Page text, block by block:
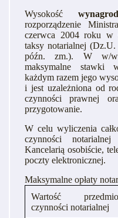
Wysokość
rozporządzenie
czerwca 2004 roku w
taksy notarialnej
późn. zm.). W w/w
maksymalne stawki
każdym razem jego
i jest uzależniona od
czynności prawnej
przygotowanie.
W celu wyliczenia
czynności
Kancelarią osobiście,
poczty elektronicznej.
Maksymalne opłaty
Wartość
czynności notarialnej